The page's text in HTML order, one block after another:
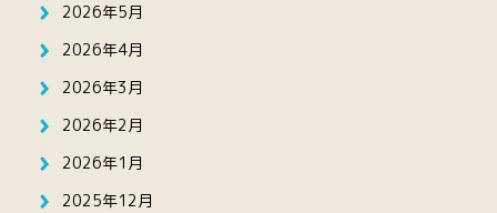
2026年5月
2026年4月
2026年3月
2026年2月
2026年1月
2025年12月